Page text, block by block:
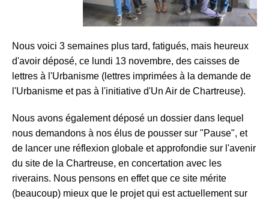
Nous voici 3 semaines plus tard, fatigués, mais heureux
d'avoir déposé, ce lundi 13 novembre, des caisses de
lettres à l'Urbanisme (lettres imprimées à la demande de
l'Urbanisme et pas à l'initiative d'Un Air de Chartreuse).
Nous avons également déposé un dossier dans lequel
nous demandons à nos élus de pousser sur "Pause", et
de lancer une réflexion globale et approfondie sur l'avenir
du site de la Chartreuse, en concertation avec les
riverains. Nous pensons en effet que ce site mérite
(beaucoup) mieux que le projet qui est actuellement sur